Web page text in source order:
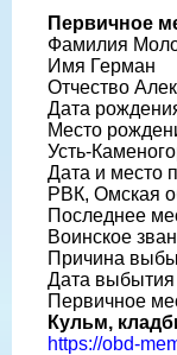
Первичное
Фамилия
Имя Герман
Отчество
Дата
Место
Усть-
Дата и место
РВК, Омская
Последнее
Воинское
Причина
Дата
Первичное
Кульм,
https://obd-